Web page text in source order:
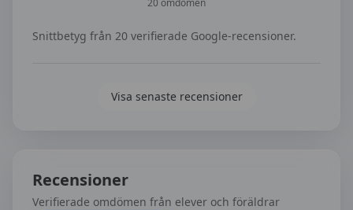
20 omdömen
Snittbetyg från 20 verifierade Google-recensioner.
Visa senaste recensioner
Recensioner
Verifierade omdömen från elever och föräldrar